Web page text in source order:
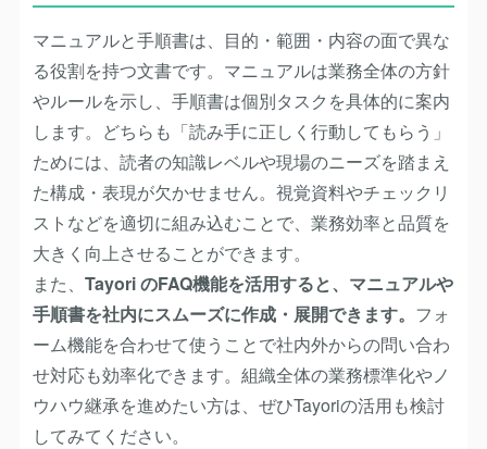
マニュアルと手順書は、 目的・範囲・内容の面で異な
る役割を持つ文書です。マニュアルは業務全体の方針
やルールを示し、手順書は個別タスクを具体的に案内
します。どちらも「読み手に正しく行動してもらう」
ためには、読者の知識レベルや現場のニーズを踏まえ
た構成・表現が欠かせません。視覚資料やチェックリ
ストなどを適切に組み込むことで、業務効率と品質を
大きく向上させることができます。
また、 TayoriのFAQ機能を活用すると、マニュアルや
手順書を社内にスムーズに作成・展開できます。 フォ
ーム機能を合わせて使うことで社内外からの問い合わ
せ対応も効率化できます。組織全体の業務標準化やノ
ウハウ継承を進めたい方は、ぜひTayoriの活用も検討
してみてください。